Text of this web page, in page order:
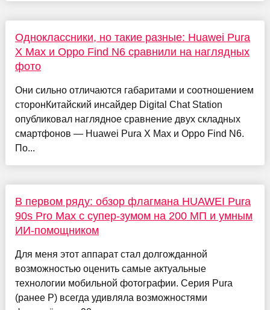
Одноклассники, но такие разные: Huawei Pura
X Max и Oppo Find N6 сравнили на наглядных
фото
Они сильно отличаются габаритами и соотношением
сторонКитайский инсайдер Digital Chat Station
опубликовал наглядное сравнение двух складных
смартфонов — Huawei Pura X Max и Oppo Find N6.
По...
В первом ряду: обзор флагмана HUAWEI Pura
90s Pro Max с супер-зумом на 200 МП и умным
ИИ-помощником
Для меня этот аппарат стал долгожданной
возможностью оценить самые актуальные
технологии мобильной фотографии. Серия Pura
(ранее P) всегда удивляла возможностями